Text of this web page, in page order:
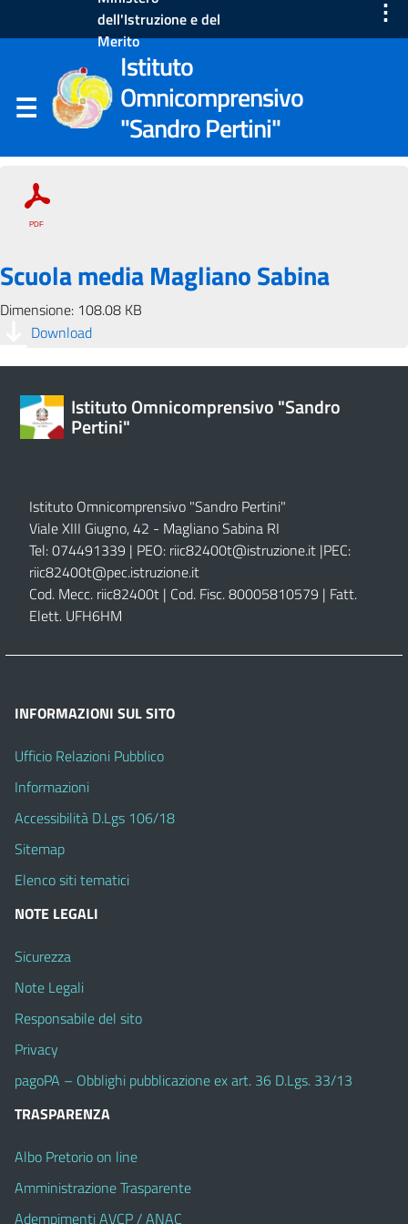
dell'Istruzione e del
Merito
⋮
Istituto
Omnicomprensivo
"Sandro Pertini"
Scuola media Magliano Sabina
Dimensione: 108.08 KB
Download
Istituto Omnicomprensivo "Sandro
Pertini"
Istituto Omnicomprensivo "Sandro Pertini"
Viale XIII Giugno, 42 - Magliano Sabina RI
Tel: 074491339 | PEO: riic82400t@istruzione.it |PEC:
riic82400t@pec.istruzione.it
Cod. Mecc. riic82400t | Cod. Fisc. 80005810579 | Fatt.
Elett. UFH6HM
INFORMAZIONI SUL SITO
Ufficio Relazioni Pubblico
Informazioni
Accessibilità D.Lgs 106/18
Sitemap
Elenco siti tematici
NOTE LEGALI
Sicurezza
Note Legali
Responsabile del sito
Privacy
pagoPA – Obblighi pubblicazione ex art. 36 D.Lgs. 33/13
TRASPARENZA
Albo Pretorio on line
Amministrazione Trasparente
Adempimenti AVCP / ANAC